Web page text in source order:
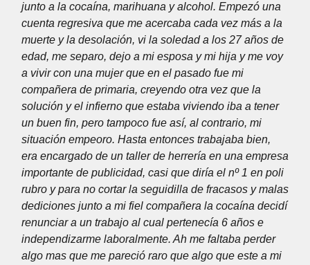
junto a la cocaína, marihuana y alcohol. Empezó una
cuenta regresiva que me acercaba cada vez más a la
muerte y la desolación, vi la soledad a los 27 años de
edad, me separo, dejo a mi esposa y mi hija y me voy
a vivir con una mujer que en el pasado fue mi
compañera de primaria, creyendo otra vez que la
solución y el infierno que estaba viviendo iba a tener
un buen fin, pero tampoco fue así, al contrario, mi
situación empeoro. Hasta entonces trabajaba bien,
era encargado de un taller de herrería en una empresa
importante de publicidad, casi que diría el nº 1 en poli
rubro y para no cortar la seguidilla de fracasos y malas
dediciones junto a mi fiel compañera la cocaína decidí
renunciar a un trabajo al cual pertenecía 6 años e
independizarme laboralmente. Ah me faltaba perder
algo mas que me pareció raro que algo que este a mi